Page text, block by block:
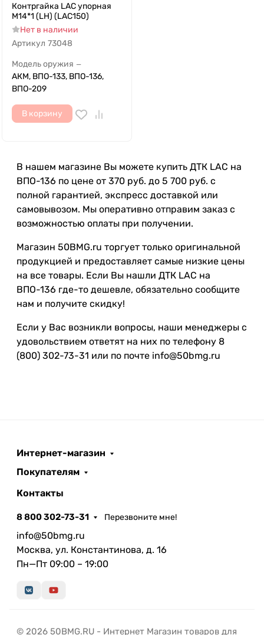
Контргайка LAC упорная
М14*1 (LH) (LAC150)
Нет в наличии
Артикул 73048
Модель оружия —
АКМ, ВПО-133, ВПО-136,
ВПО-209
В корзину
В нашем магазине Вы можете купить ДТК LAC на
ВПО-136 по цене от 370 руб. до 5 700 руб. с
полной гарантией, экспресс доставкой или
самовывозом. Мы оперативно отправим заказ с
возможностью оплаты при получении.
Магазин 50BMG.ru торгует только оригинальной
продукцией и предоставляет самые низкие цены
на все товары. Если Вы нашли ДТК LAC на
ВПО-136 где-то дешевле, обязательно сообщите
нам и получите скидку!
Если у Вас возникли вопросы, наши менеджеры с
удовольствием ответят на них по телефону 8
(800) 302-73-31 или по почте info@50bmg.ru
Интернет-магазин
Покупателям
Контакты
8 800 302-73-31 Перезвоните мне!
info@50bmg.ru
Москва, ул. Константинова, д. 16
Пн—Пт 09:00 – 19:00
© 2026 50BMG.RU - Интернет Магазин товаров для